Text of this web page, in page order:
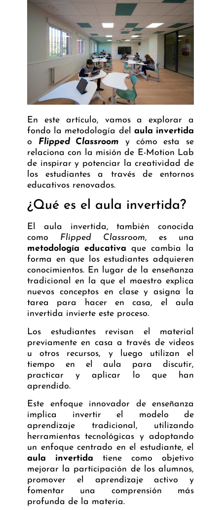
En este artículo, vamos a explorar a
fondo la metodología del aula invertida
o Flipped Classroom y cómo esta se
relaciona con la misión de E-Motion Lab
de inspirar y potenciar la creatividad de
los estudiantes a través de entornos
educativos renovados.
¿Qué es el aula invertida?
El aula invertida, también conocida
como Flipped Classroom, es una
metodología educativa que cambia la
forma en que los estudiantes adquieren
conocimientos. En lugar de la enseñanza
tradicional en la que el maestro explica
nuevos conceptos en clase y asigna la
tarea para hacer en casa, el aula
invertida invierte este proceso.
Los estudiantes revisan el material
previamente en casa a través de videos
u otros recursos, y luego utilizan el
tiempo en el aula para discutir,
practicar y aplicar lo que han
aprendido.
Este enfoque innovador de enseñanza
implica invertir el modelo de
aprendizaje tradicional, utilizando
herramientas tecnológicas y adoptando
un enfoque centrado en el estudiante, el
aula invertida tiene como objetivo
mejorar la participación de los alumnos,
promover el aprendizaje activo y
fomentar una comprensión más
profunda de la materia.